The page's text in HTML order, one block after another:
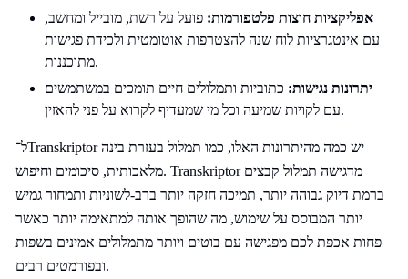
אפליקציות חוצות פלטפורמות: פועל על רשת, מובייל ומחשב,
עם אינטגרציות לוח שנה להצטרפות אוטומטית ולכידת פגישות
מתוכננות.
יתרונות נגישות: כתוביות ותמלולים חיים תומכים במשתמשים
עם לקויות שמיעה וכל מי שמעדיף לקרוא על פני להאזין.
ל־Transkriptor יש כמה מהיתרונות האלו, כמו תמלול בעזרת בינה
מלאכותית, סיכומים וחיפוש. Transkriptor מדגישה תמלול קבצים
ברמת דיוק גבוהה יותר, תמיכה חזקה יותר ברב-לשוניות ותמחור גמיש
יותר המבוסס על שימוש, מה שהופך אותה למתאימה יותר כאשר
פחות אכפת לכם מפגישה עם בוטים ויותר מתמלולים אמינים בשפות
ובפורמטים רבים.